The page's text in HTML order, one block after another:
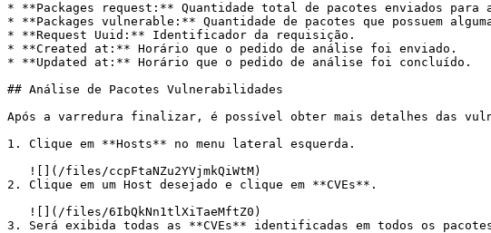
* **Packages request:** Quantidade total de pacotes enviados para
* **Packages vulnerable:** Quantidade de pacotes que possuem
* **Request Uuid:** Identificador da requisição.
* **Created at:** Horário que o pedido de análise foi enviado.
* **Updated at:** Horário que o pedido de análise foi concluído.
## Análise de Pacotes Vulnerabilidades
Após a varredura finalizar, é possível obter mais detalhes das
1. Clique em **Hosts** no menu lateral esquerda.
2. Clique em um Host desejado e clique em **CVEs**.
3. Será exibida todas as **CVEs** identificadas em todos os